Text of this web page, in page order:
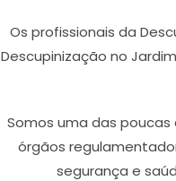
Os profissionais da
Descupinização no
Somos uma das
órgãos
segurança e